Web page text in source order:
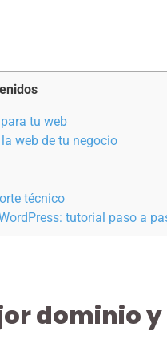
tu web
web de tu negocio
técnico
tutorial paso a
dominio